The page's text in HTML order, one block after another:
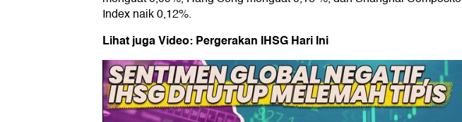
Index naik 0,12%.
Lihat juga Video: Pergerakan IHSG Hari Ini